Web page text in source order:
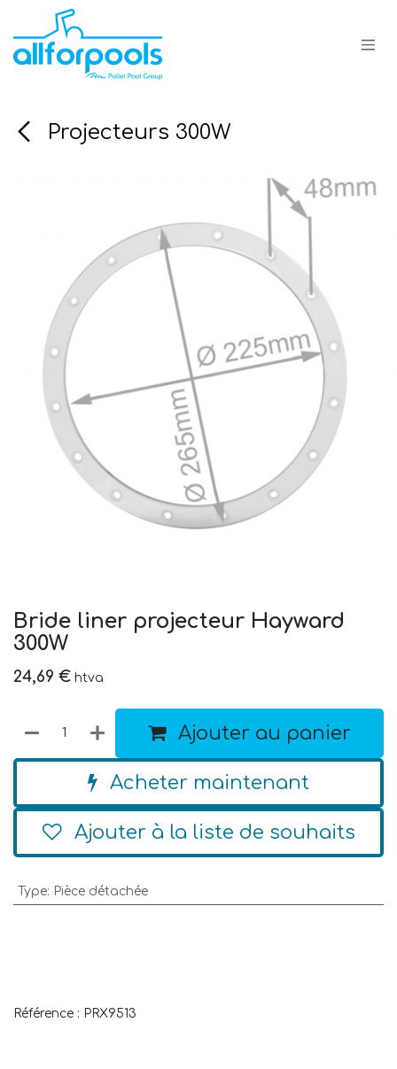
Se rendre au contenu
Projecteurs 300W
Bride liner projecteur Hayward
300W
24,69 € htva
Ajouter au panier
Acheter maintenant
Ajouter à la liste de souhaits
Type: Pièce détachée
Référence : PRX9513